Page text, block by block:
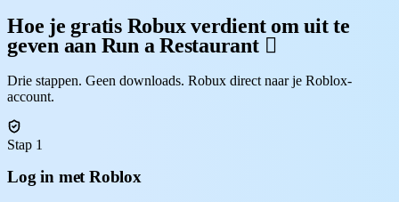
Hoe je gratis Robux verdient om uit te
geven aan Run a Restaurant 🏻
Drie stappen. Geen downloads. Robux direct naar je Roblox-
account.
Stap 1
Log in met Roblox